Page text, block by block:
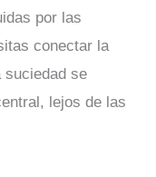
por las
conectar la
suciedad se
lejos de las